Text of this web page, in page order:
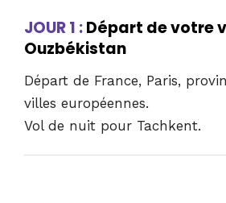
JOUR 1 :Départ de votre
Ouzbékistan
Départ de France, Paris,
villes européennes.
Vol de nuit pour Tachkent.